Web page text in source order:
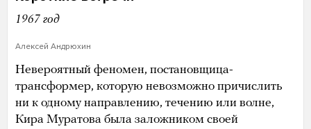
1967 год
Алексей Андрюхин
Невероятный феномен, постановщица-
трансформер, которую невозможно причислить
ни к одному направлению, течению или волне,
Кира Муратова была заложником своей